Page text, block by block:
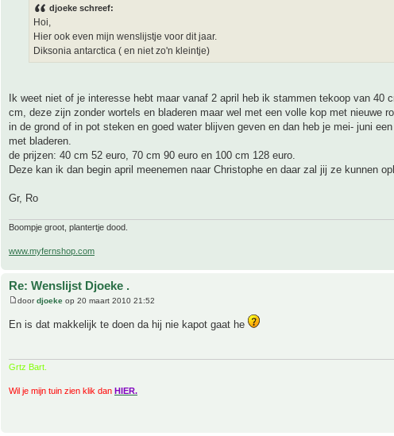
djoeke schreef:
Hoi,
Hier ook even mijn wenslijstje voor dit jaar.
Diksonia antarctica ( en niet zo'n kleintje)
Ik weet niet of je interesse hebt maar vanaf 2 april heb ik stammen tekoop van 40
cm, deze zijn zonder wortels en bladeren maar wel met een volle kop met nieuwe
in de grond of in pot steken en goed water blijven geven en dan heb je mei- juni
met bladeren.
de prijzen: 40 cm 52 euro, 70 cm 90 euro en 100 cm 128 euro.
Deze kan ik dan begin april meenemen naar Christophe en daar zal jij ze kunnen
Gr, Ro
Boompje groot, plantertje dood.
www.myfernshop.com
Re: Wenslijst Djoeke .
doordjoeke op 20 maart 2010 21:52
En is dat makkelijk te doen da hij nie kapot gaat he
Grtz Bart.
Wil je mijn tuin zien klik dan HIER.